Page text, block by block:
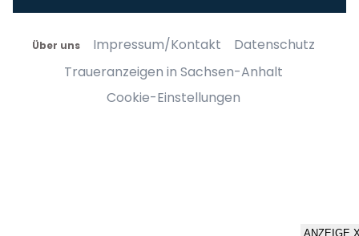
Über uns Impressum/Kontakt
Datenschutz
Traueranzeigen in Sachsen-Anhalt
Cookie-Einstellungen
ANZEIGE